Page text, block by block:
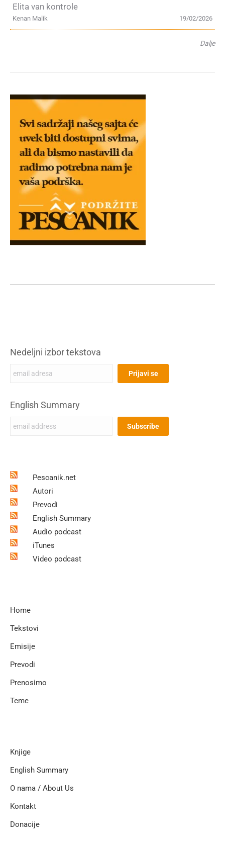
Elita van kontrole
19/02/2026
Kenan Malik
Dalje
Nedeljni izbor tekstova
English Summary
Pescanik.net
Autori
Prevodi
English Summary
Audio podcast
iTunes
Video podcast
Home
Tekstovi
Emisije
Prevodi
Prenosimo
Teme
Knjige
English Summary
O nama / About Us
Kontakt
Donacije